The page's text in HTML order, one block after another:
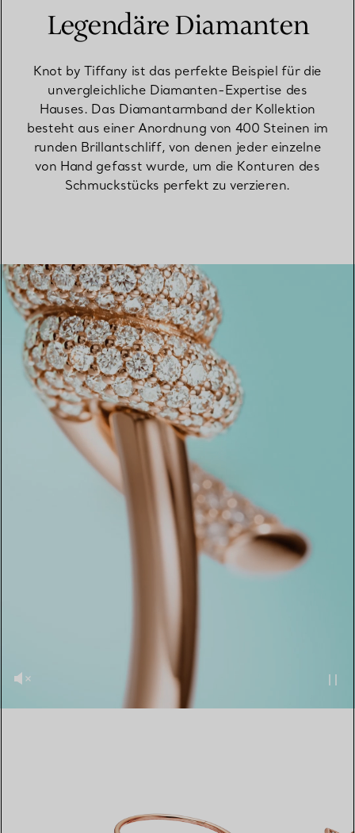
Legendäre Diamanten
Knot by Tiffany ist das perfekte Beispiel für die
unvergleichliche Diamanten-Expertise des
Hauses. Das Diamantarmband der Kollektion
besteht aus einer Anordnung von 400 Steinen im
runden Brillantschliff, von denen jeder einzelne
von Hand gefasst wurde, um die Konturen des
Schmuckstücks perfekt zu verzieren.